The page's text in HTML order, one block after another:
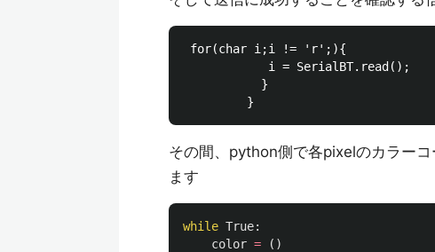
for(char i;i != 'r';){
            i = SerialBT.read();
           }
その間、python側で各pixelのカラー
ます
while True:
color =
()